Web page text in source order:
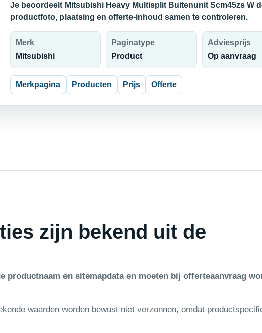
Je beoordeelt Mitsubishi Heavy Multisplit Buitenunit Scm45zs W
productfoto, plaatsing en offerte-inhoud samen te controleren.
Merk
Mitsubishi
Paginatype
Product
Adviesprijs
Op aanvraag
Merkpagina Producten Prijs Offerte
zijn bekend uit de
productnaam en sitemapdata en moeten bij offerteaanvraag
waarden worden bewust niet verzonnen, omdat